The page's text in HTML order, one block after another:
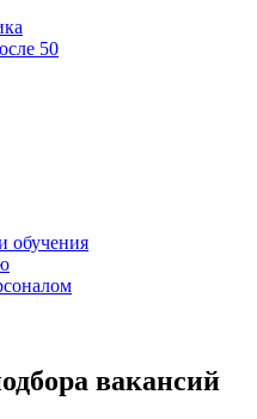
50
обучения
вакансий